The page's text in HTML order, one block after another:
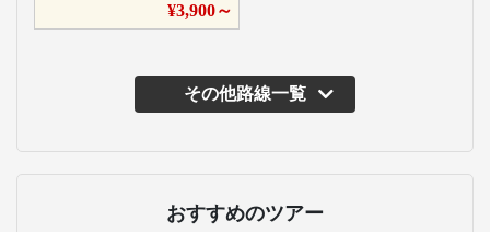
¥3,900～
その他路線一覧
おすすめのツアー